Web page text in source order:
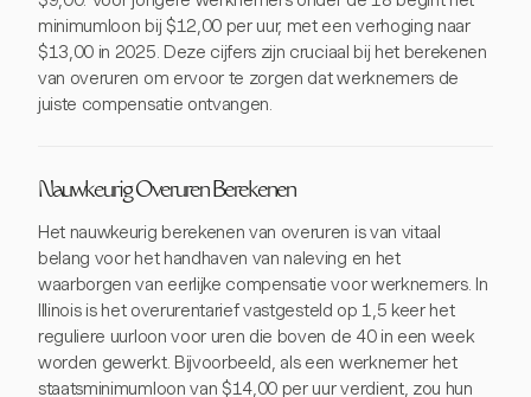
minimumloon bij $12,00 per uur, met een verhoging naar
$13,00 in 2025. Deze cijfers zijn cruciaal bij het berekenen
van overuren om ervoor te zorgen dat werknemers de
juiste compensatie ontvangen.
Nauwkeurig Overuren Berekenen
Het nauwkeurig berekenen van overuren is van vitaal
belang voor het handhaven van naleving en het
waarborgen van eerlijke compensatie voor werknemers. In
Illinois is het overurentarief vastgesteld op 1,5 keer het
reguliere uurloon voor uren die boven de 40 in een week
worden gewerkt. Bijvoorbeeld, als een werknemer het
staatsminimumloon van $14,00 per uur verdient, zou hun